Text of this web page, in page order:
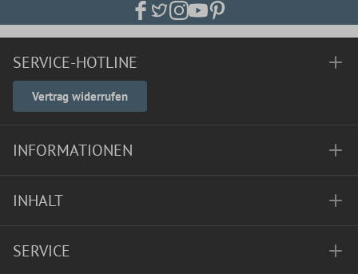
SERVICE-HOTLINE
Vertrag widerrufen
INFORMATIONEN
INHALT
SERVICE